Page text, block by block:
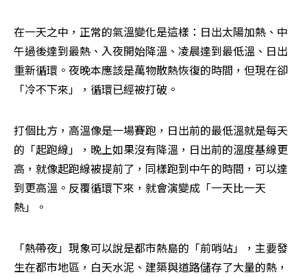
在一天之中，正常的氣溫變化是這樣：日出太陽加熱、中
午過後達到最熱、入夜開始降溫、凌晨達到最低溫、日出
重新循環。夜晚本應該是萬物散熱恢復的時間，但現在卻
「冷不下來」，循環已經被打破。
打個比方，高溫像是一場賽跑，日出前的最低溫就是每天
的「起跑線」，晚上如果沒有降溫，日出前的溫度基線更
高，就像起跑線被提前了，同樣跑到中午的時間，可以達
到更高溫。反覆循環下來，就會演變成「一天比一天
熱」。
「熱帶夜」現象可以說是都市熱島的「前哨站」，主要發
生在都市地區，白天水泥、建築與道路儲存了大量的熱，